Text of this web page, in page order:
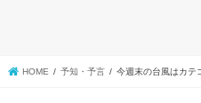
HOME 予知・予言 今週末の台風はカ